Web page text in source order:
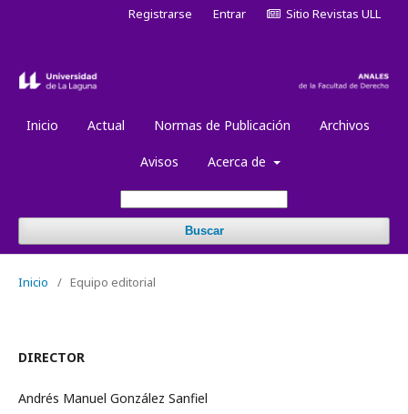
Inicio Actual Normas de Publicación Archivos
Avisos Acerca de
Buscar
Registrarse Entrar Sitio Revistas ULL
Inicio / Equipo editorial
DIRECTOR
Andrés Manuel González Sanfiel